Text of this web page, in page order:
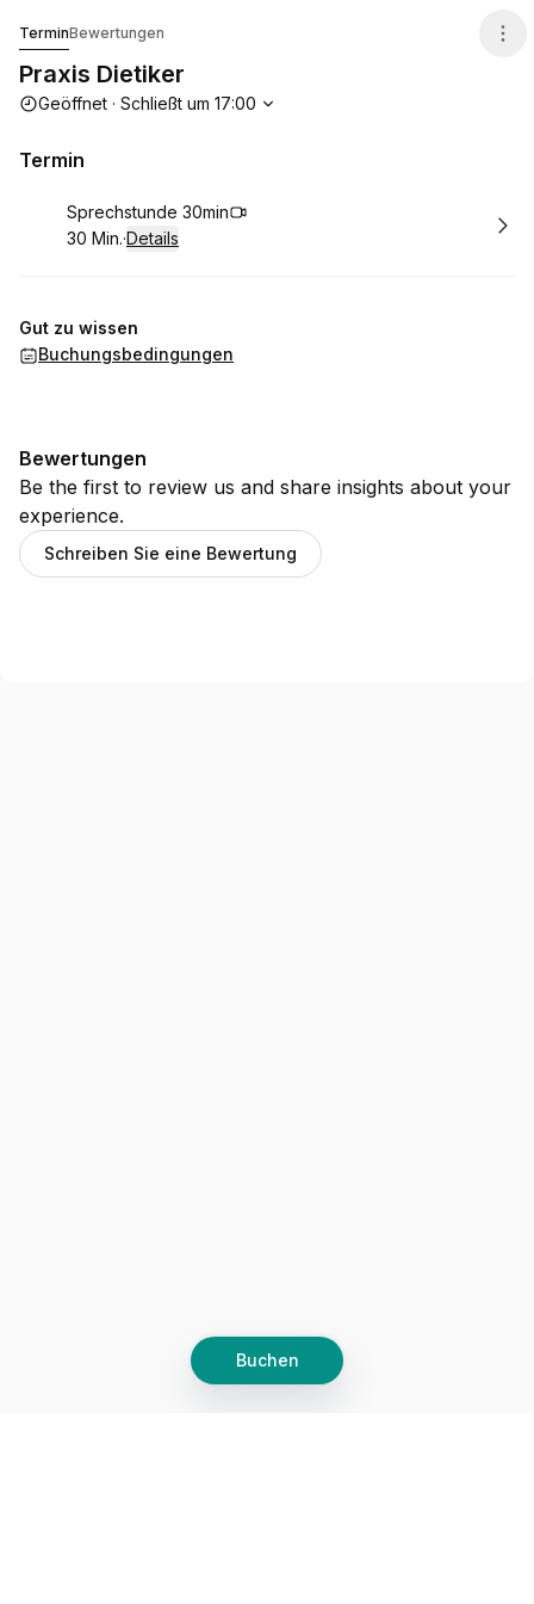
Buchen
TerminBewertungen
Praxis Dietiker
Die Öffnungszeiten
Geöffnet · Schließt um 17:00
Termin
Buchen
Sprechstunde 30min
.Dauer:
30 Min.·Details
Gut zu wissen
Buchungsbedingungen
Bewertungen
Be the first to review us and share insights about your
experience.
Schreiben Sie eine Bewertung